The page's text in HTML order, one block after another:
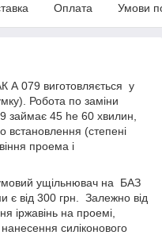
Оплата Умови
А 079 виготовляється у
Робота по заміни
45 he 60 хвилин,
встановлення (степені
проема і
ущільнювач на БАЗ
від 300 грн. Залежно від
іржавінь на проемі,
силіконового